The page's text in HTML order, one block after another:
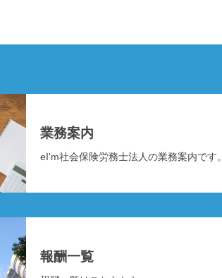
業務案内
eI'm社会保険労務士法人の業務案内です。
報酬一覧